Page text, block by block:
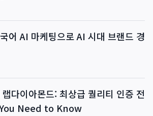
어 AI 마케팅으로 AI 시대 브랜드 경
다이아몬드: 최상급 퀄리티 인증 전
Need to Know